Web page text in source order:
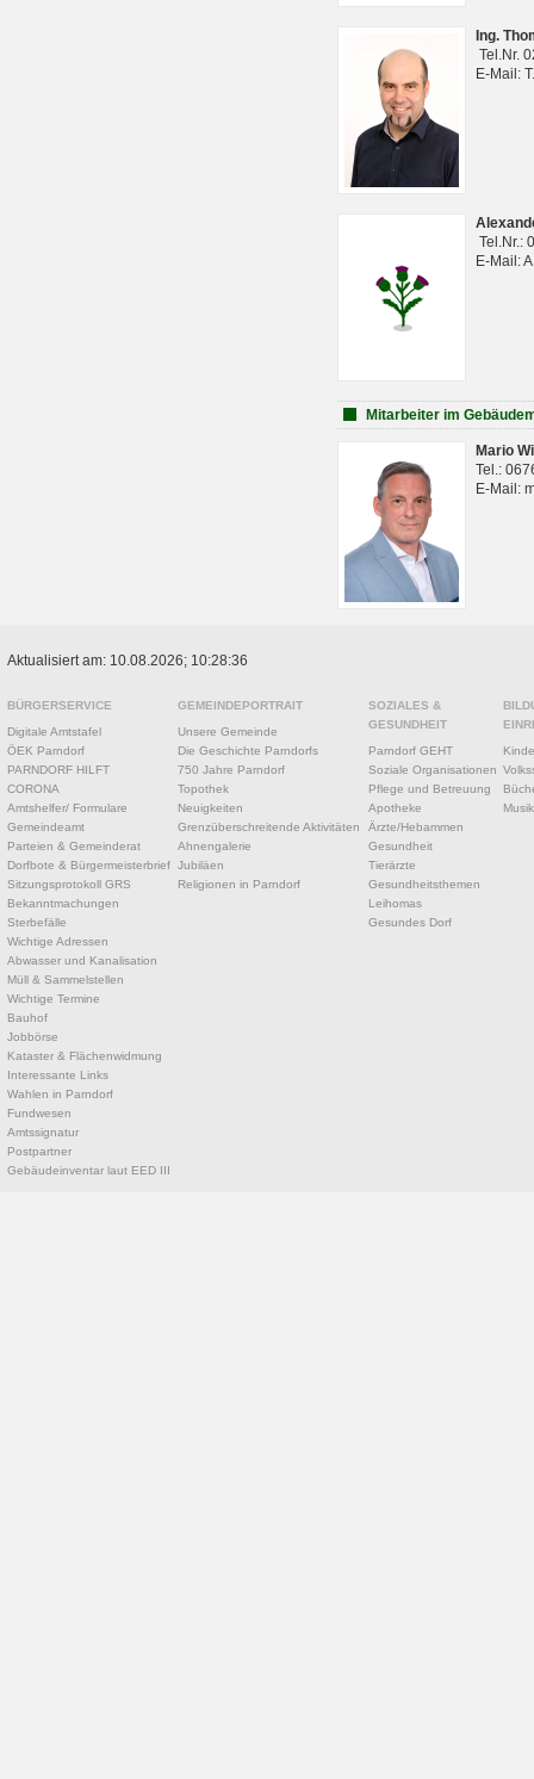
Ing.
Tel.Nr.
E-Mail:
Tel.Nr.:
E-Mail:
Mitarbeiter im
Mario
Tel.:
E-Mail:
Aktualisiert am: 10.08.2026; 10:28:36
BÜRGERSERVICE
Digitale Amtstafel
ÖEK Parndorf
PARNDORF HILFT
CORONA
Amtshelfer/ Formulare
Gemeindeamt
Parteien & Gemeinderat
Dorfbote & Bürgermeisterbrief
Sitzungsprotokoll GRS
Bekanntmachungen
Sterbefälle
Wichtige Adressen
Abwasser und Kanalisation
Müll & Sammelstellen
Wichtige Termine
Bauhof
Jobbörse
Kataster & Flächenwidmung
Interessante Links
Wahlen in Parndorf
Fundwesen
Amtssignatur
Postpartner
Gebäudeinventar laut EED III
GEMEINDEPORTRAIT
Unsere Gemeinde
Die Geschichte Parndorfs
750 Jahre Parndorf
Topothek
Neuigkeiten
Grenzüberschreitende Aktivitäten
Ahnengalerie
Jubiläen
Religionen in Parndorf
SOZIALES &
GESUNDHEIT
Parndorf GEHT
Soziale Organisationen
Pflege und Betreuung
Apotheke
Ärzte/Hebammen
Gesundheit
Tierärzte
Gesundheitsthemen
Leihomas
Gesundes Dorf